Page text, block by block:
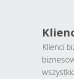
Klienci